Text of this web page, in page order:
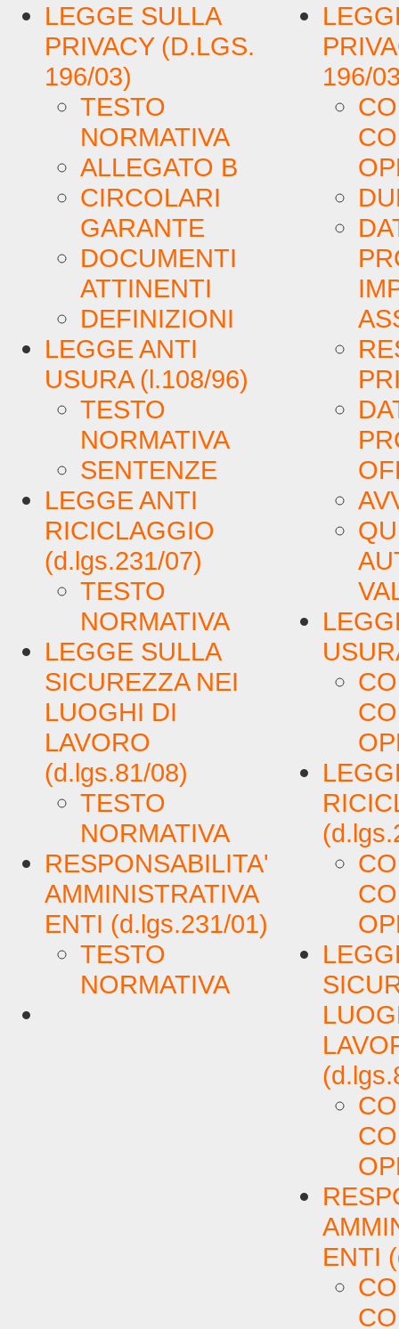
LEGGE SULLA
PRIVACY (D.LGS.
196/03)
TESTO
NORMATIVA
ALLEGATO B
CIRCOLARI
GARANTE
DOCUMENTI
ATTINENTI
DEFINIZIONI
LEGGE ANTI
USURA (l.108/96)
TESTO
NORMATIVA
SENTENZE
LEGGE ANTI
RICICLAGGIO
(d.lgs.231/07)
TESTO
NORMATIVA
LEGGE SULLA
SICUREZZA NEI
LUOGHI DI
LAVORO
(d.lgs.81/08)
TESTO
NORMATIVA
RESPONSABILITA'
AMMINISTRATIVA
ENTI (d.lgs.231/01)
TESTO
NORMATIVA
196/
ENTI